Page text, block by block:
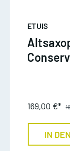
ETUIS
169,00 €*
IN